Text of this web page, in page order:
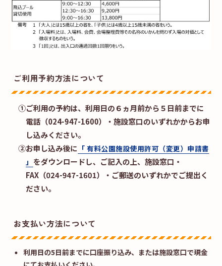
ご利用予約方法について
①ご利用の予約は、利用日の６ヵ月前から５日前までに
電話（024-947-1600）・施設窓口のいずれかからお申
し込みください。
②お申し込み後に 「 有料公園施設使用許可（変更）申請書
」 をダウンロードし、ご記入の上、施設窓口・
FAX（024-947-1601）・ご郵送のいずれかでご提出く
ださい。
お支払い方法について
利用日の5日前までに口座振り込み、または施設窓口で現金